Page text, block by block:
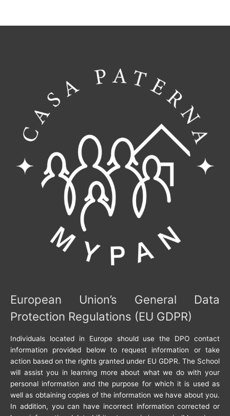
European Union’s General Data
Protection Regulations (EU GDPR)
Individuals located in Europe should use the DPO contact
information provided below to request information or take
action based on the rights granted under EU GDPR. The School
will assist you in learning more about what we do with your
personal information and the purpose for which it is used as
well as obtaining copies of the information we have about you.
In addition, you can have incorrect information corrected or